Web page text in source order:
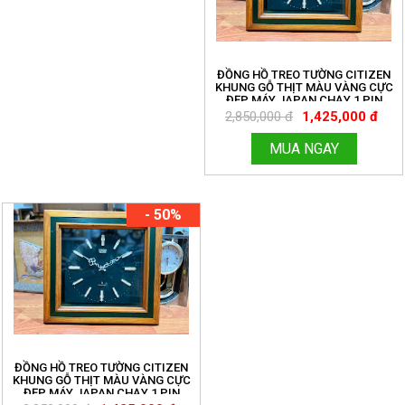
ĐỒNG HỒ TREO TƯỜNG CITIZEN
KHUNG GỖ THỊT MÀU VÀNG CỰC
ĐẸP MÁY JAPAN CHẠY 1 PIN
TRUNG MÁY CHẠY TỐT VỎ MỚI 98%
2,850,000 đ 1,425,000 đ
MUA NGAY
- 50%
ĐỒNG HỒ TREO TƯỜNG CITIZEN
KHUNG GỖ THỊT MÀU VÀNG CỰC
ĐẸP MÁY JAPAN CHẠY 1 PIN